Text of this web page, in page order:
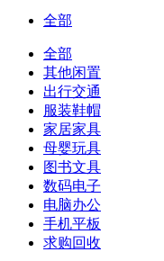
全部
全部
其他闲置
出行交通
服装鞋帽
家居家具
母婴玩具
图书文具
数码电子
电脑办公
手机平板
求购回收